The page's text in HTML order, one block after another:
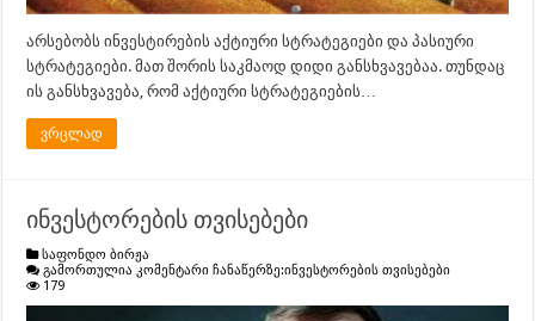
არსებობს ინვესტირების აქტიური სტრატეგიები და პასიური
სტრატეგიები. მათ შორის საკმაოდ დიდი განსხვავებაა. თუნდაც
ის განსხვავება, რომ აქტიური სტრატეგიების…
ვრცლად
ინვესტორების თვისებები
საფონდო ბირჟა
გამორთულია კომენტარი ჩანაწერზე:ინვესტორების თვისებები
179